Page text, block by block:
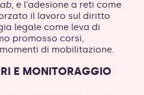
, e l’adesione a reti come
il lavoro sul diritto
legale come leva di
promosso corsi,
di mobilitazione.
E MONITORAGGIO